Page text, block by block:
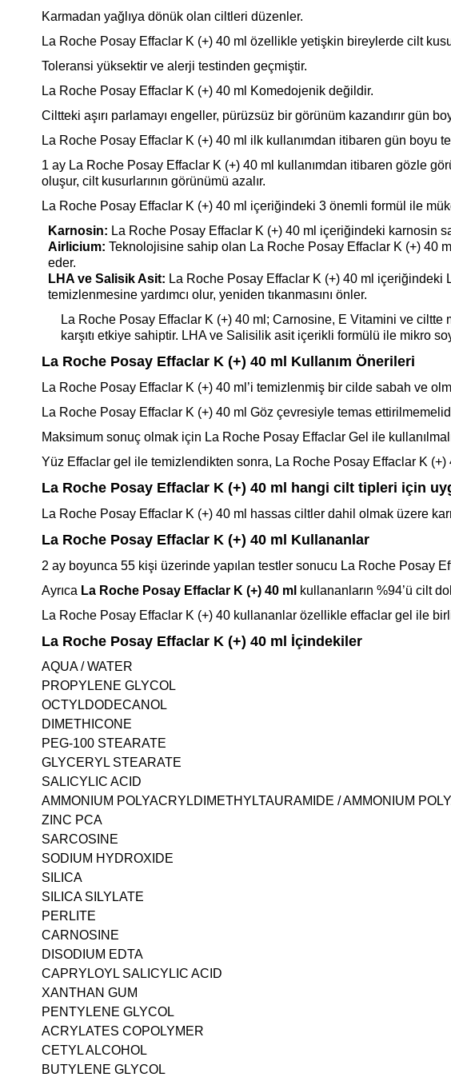
Karmadan yağlıya dönük olan ciltleri düzenler.
La Roche Posay Effaclar K (+) 40 ml özellikle yetişkin bireylerde cilt
Toleransi yüksektir ve alerji testinden geçmiştir.
La Roche Posay Effaclar K (+) 40 ml Komedojenik değildir.
Ciltteki aşırı parlamayı engeller, pürüzsüz bir görünüm kazandırır gün
La Roche Posay Effaclar K (+) 40 ml ilk kullanımdan itibaren gün boyu
1 ay La Roche Posay Effaclar K (+) 40 ml kullanımdan itibaren gözle
oluşur, cilt kusurlarının görünümü azalır.
La Roche Posay Effaclar K (+) 40 ml içeriğindeki 3 önemli formül ile
Karnosin: La Roche Posay Effaclar K (+) 40 ml içeriğindeki karnosin
Airlicium: Teknolojisine sahip olan La Roche Posay Effaclar K (+) 40
eder.
LHA ve Salisik Asit: La Roche Posay Effaclar K (+) 40 ml içeriğindeki
temizlenmesine yardımcı olur, yeniden tıkanmasını önler.
La Roche Posay Effaclar K (+) 40 ml; Carnosine, E Vitamini ve
karşıtı etkiye sahiptir. LHA ve Salisilik asit içerikli formülü ile mikro
La Roche Posay Effaclar K (+) 40 ml Kullanım Önerileri
La Roche Posay Effaclar K (+) 40 ml’i temizlenmiş bir cilde sabah ve
La Roche Posay Effaclar K (+) 40 ml Göz çevresiyle temas
Maksimum sonuç olmak için La Roche Posay Effaclar Gel ile
Yüz Effaclar gel ile temizlendikten sonra, La Roche Posay Effaclar K (+)
La Roche Posay Effaclar K (+) 40 ml hangi cilt tipleri için
La Roche Posay Effaclar K (+) 40 ml hassas ciltler dahil olmak üzere
La Roche Posay Effaclar K (+) 40 ml Kullananlar
2 ay boyunca 55 kişi üzerinde yapılan testler sonucu La Roche Posay
Ayrıca La Roche Posay Effaclar K (+) 40 ml kullananların %94’ü cilt
La Roche Posay Effaclar K (+) 40 kullananlar özellikle effaclar gel ile
La Roche Posay Effaclar K (+) 40 ml İçindekiler
AQUA / WATER
PROPYLENE GLYCOL
OCTYLDODECANOL
DIMETHICONE
PEG-100 STEARATE
GLYCERYL STEARATE
SALICYLIC ACID
AMMONIUM POLYACRYLDIMETHYLTAURAMIDE / AMMONIUM
ZINC PCA
SARCOSINE
SODIUM HYDROXIDE
SILICA
SILICA SILYLATE
PERLITE
CARNOSINE
DISODIUM EDTA
CAPRYLOYL SALICYLIC ACID
XANTHAN GUM
PENTYLENE GLYCOL
ACRYLATES COPOLYMER
CETYL ALCOHOL
BUTYLENE GLYCOL